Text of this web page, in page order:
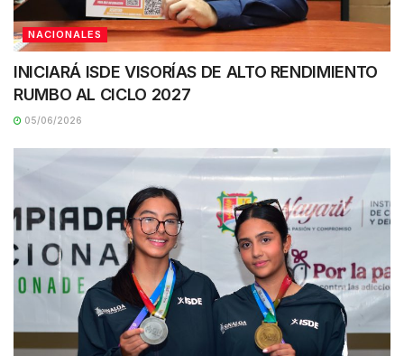
NACIONALES
INICIARÁ ISDE VISORÍAS DE ALTO RENDIMIENTO
RUMBO AL CICLO 2027
05/06/2026